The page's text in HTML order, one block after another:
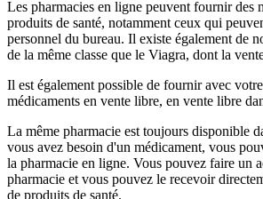
Les pharmacies en ligne peuvent fournir des
produits de santé, notamment ceux qui
personnel du bureau. Il existe également de
de la même classe que le Viagra, dont la
Il est également possible de fournir avec
médicaments en vente libre, en vente libre
La même pharmacie est toujours disponible
vous avez besoin d'un médicament, vous
la pharmacie en ligne. Vous pouvez faire un
pharmacie et vous pouvez le recevoir
de produits de santé.